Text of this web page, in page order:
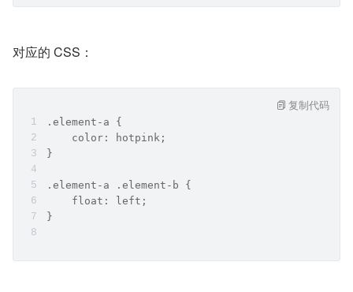
对应的 CSS：
.element-a {
    color: hotpink;
}
.element-a .element-b {
    float: left;
}
复制代码